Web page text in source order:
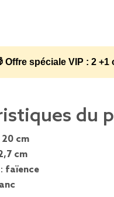
Offre spéciale VIP : 2 +1
du
20 cm
cm
faïence